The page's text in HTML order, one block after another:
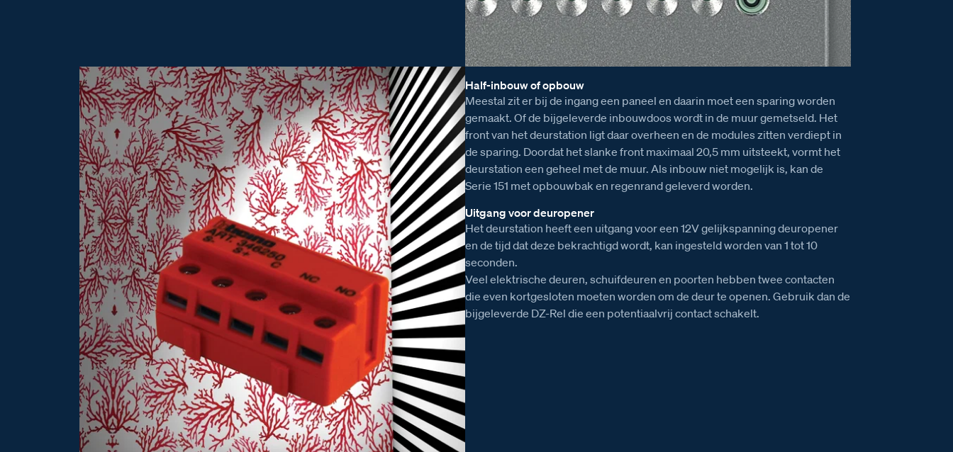
Half-inbouw of opbouw
Meestal zit er bij de ingang een paneel en daarin moet een sparing worden
gemaakt. Of de bijgeleverde inbouwdoos wordt in de muur gemetseld. Het
front van het deurstation ligt daar overheen en de modules zitten verdiept in
de sparing. Doordat het slanke front maximaal 20,5 mm uitsteekt, vormt het
deurstation een geheel met de muur. Als inbouw niet mogelijk is, kan de
Serie 151 met opbouwbak en regenrand geleverd worden.
Uitgang voor deuropener
Het deurstation heeft een uitgang voor een 12V gelijkspanning deuropener
en de tijd dat deze bekrachtigd wordt, kan ingesteld worden van 1 tot 10
seconden.
Veel elektrische deuren, schuifdeuren en poorten hebben twee contacten
die even kortgesloten moeten worden om de deur te openen. Gebruik dan de
bijgeleverde DZ-Rel die een potentiaalvrij contact schakelt.